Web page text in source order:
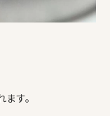
す。